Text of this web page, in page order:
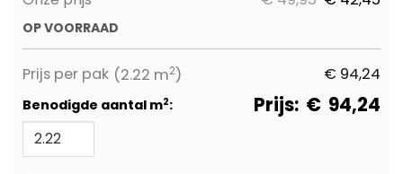
OP VOORRAAD
Prijs per pak (2.22 m2) € 94,24
Benodigde aantal m2: Prijs: € 94,24